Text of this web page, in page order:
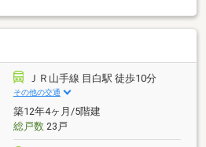
充実!◇59.64㎡・南向き開放的な
大切なペットと一緒に暮らすことが
2005年築・住宅ローン控除対象で
トア(24ｈ営業)が徒歩3分です!～～
～～～～～～～～～～～～◆頭金0
低金利50年ローン!◆提携銀行多
相談下さい!◆車でまとめてご案内!
!◆年中無休!即日対応させていただ
ＪＲ山手線 目白駅 徒歩10分
その他の交通
築12年4ヶ月/5階建
総戸数23戸